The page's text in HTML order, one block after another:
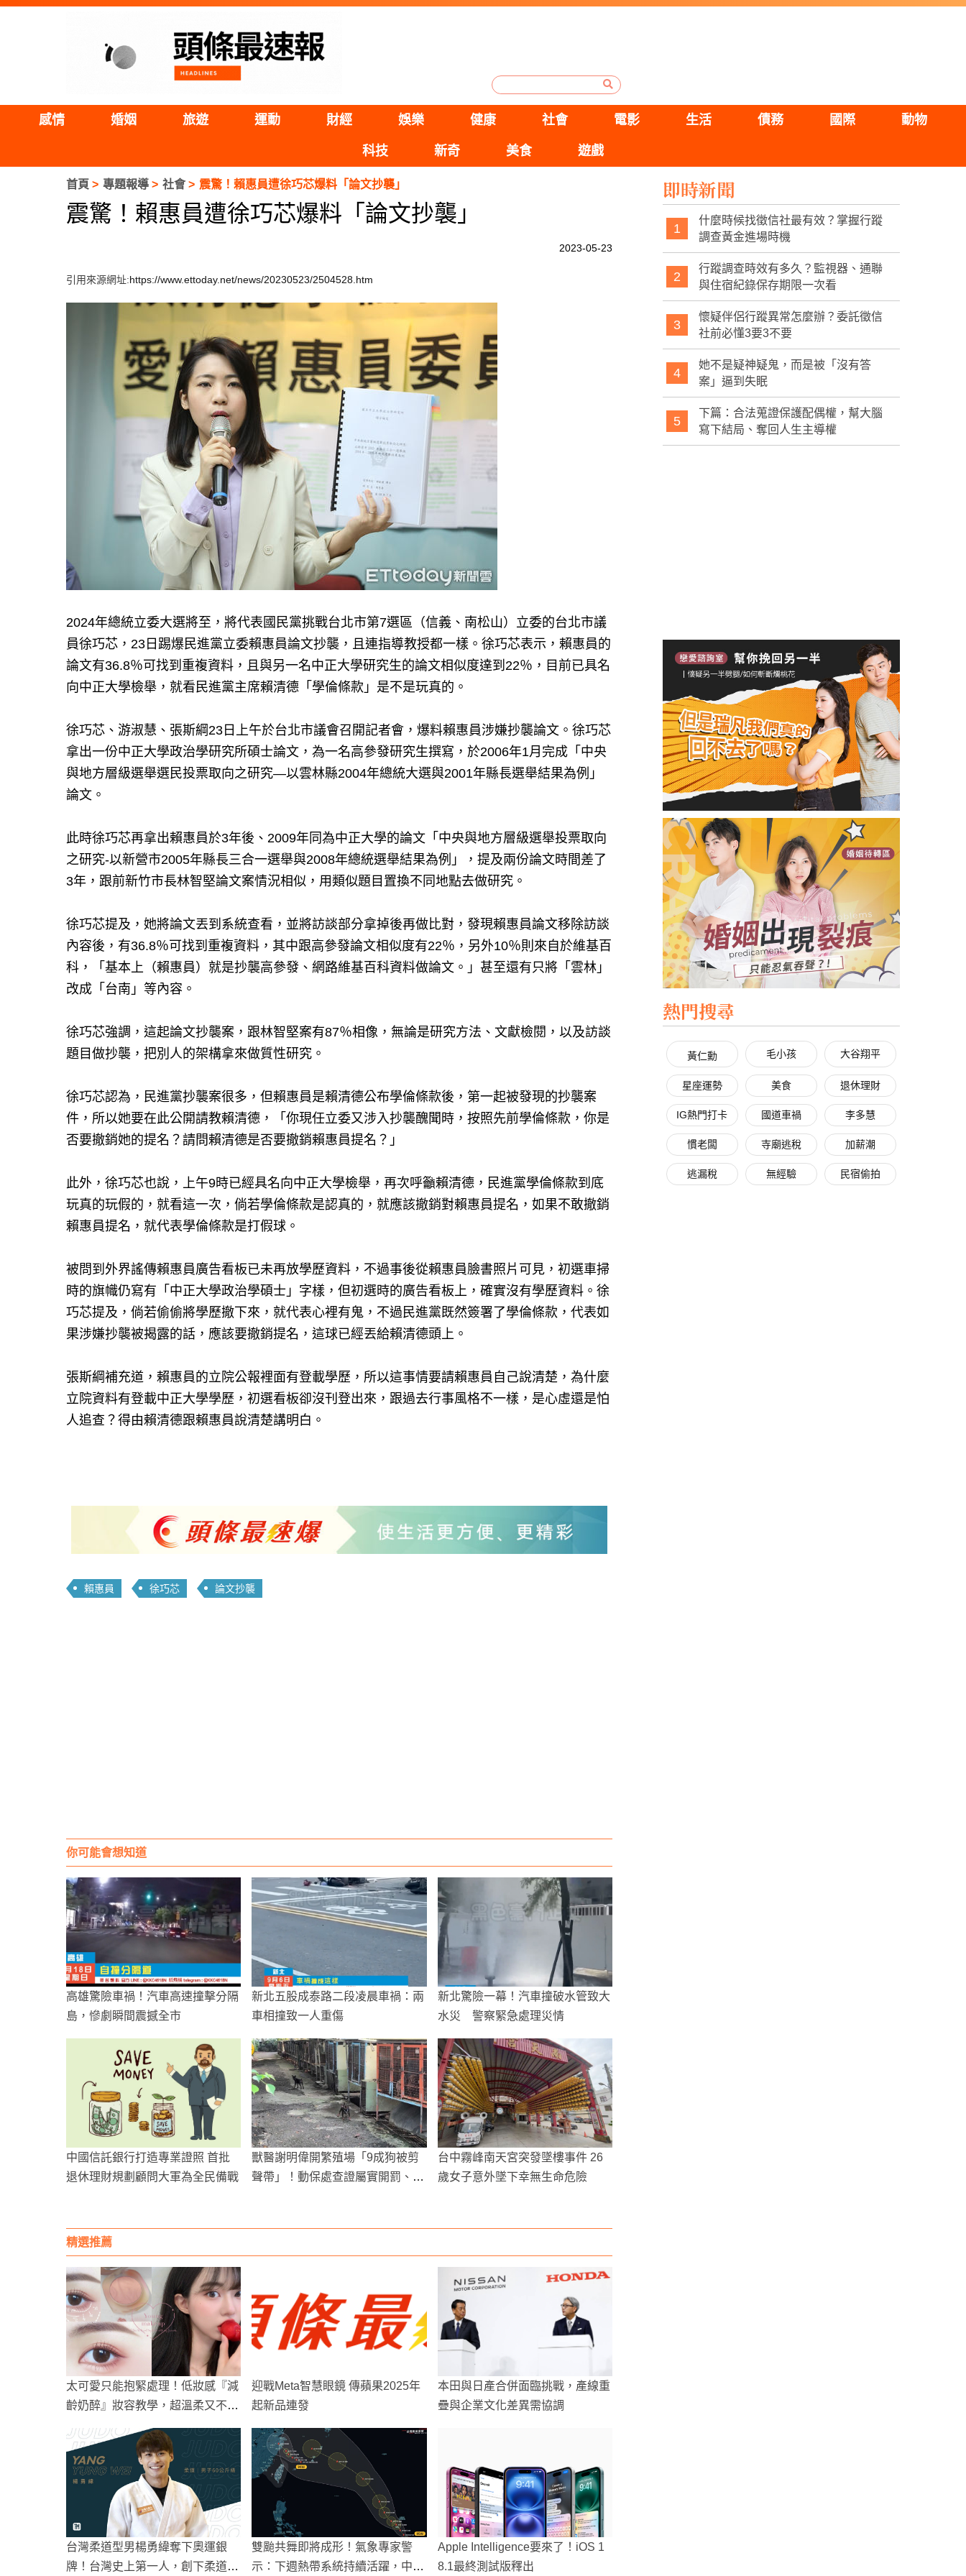
感情 婚姻 旅遊 運動 財經 娛樂 健康 社會 電影 生活 債務 國際 動物
科技 新奇 美食 遊戲
首頁 專題報導 社會 震驚！賴惠員遭徐巧芯爆料「論文抄襲」
震驚！賴惠員遭徐巧芯爆料「論文抄襲」
2023-05-23
引用來源網址:https://www.ettoday.net/news/20230523/2504528.htm
2024年總統立委大選將至，將代表國民黨挑戰台北市第7選區（信義、南松山）立委的台北市議
員徐巧芯，23日踢爆民進黨立委賴惠員論文抄襲，且連指導教授都一樣。徐巧芯表示，賴惠員的
論文有36.8％可找到重複資料，且與另一名中正大學研究生的論文相似度達到22％，目前已具名
向中正大學檢舉，就看民進黨主席賴清德「學倫條款」是不是玩真的。
徐巧芯、游淑慧、張斯綱23日上午於台北市議會召開記者會，爆料賴惠員涉嫌抄襲論文。徐巧芯
拿出一份中正大學政治學研究所碩士論文，為一名高參發研究生撰寫，於2006年1月完成「中央
與地方層級選舉選民投票取向之研究—以雲林縣2004年總統大選與2001年縣長選舉結果為例」
論文。
此時徐巧芯再拿出賴惠員於3年後、2009年同為中正大學的論文「中央與地方層級選舉投票取向
之研究-以新營市2005年縣長三合一選舉與2008年總統選舉結果為例」，提及兩份論文時間差了
3年，跟前新竹市長林智堅論文案情況相似，用類似題目置換不同地點去做研究。
徐巧芯提及，她將論文丟到系統查看，並將訪談部分拿掉後再做比對，發現賴惠員論文移除訪談
內容後，有36.8％可找到重複資料，其中跟高參發論文相似度有22％，另外10％則來自於維基百
科，「基本上（賴惠員）就是抄襲高參發、網路維基百科資料做論文。」甚至還有只將「雲林」
改成「台南」等內容。
徐巧芯強調，這起論文抄襲案，跟林智堅案有87％相像，無論是研究方法、文獻檢閱，以及訪談
題目做抄襲，把別人的架構拿來做質性研究。
徐巧芯認為，民進黨抄襲案很多，但賴惠員是賴清德公布學倫條款後，第一起被發現的抄襲案
件，所以她要在此公開請教賴清德，「你現任立委又涉入抄襲醜聞時，按照先前學倫條款，你是
否要撤銷她的提名？請問賴清德是否要撤銷賴惠員提名？」
此外，徐巧芯也說，上午9時已經具名向中正大學檢舉，再次呼籲賴清德，民進黨學倫條款到底
玩真的玩假的，就看這一次，倘若學倫條款是認真的，就應該撤銷對賴惠員提名，如果不敢撤銷
賴惠員提名，就代表學倫條款是打假球。
被問到外界謠傳賴惠員廣告看板已未再放學歷資料，不過事後從賴惠員臉書照片可見，初選車掃
時的旗幟仍寫有「中正大學政治學碩士」字樣，但初選時的廣告看板上，確實沒有學歷資料。徐
巧芯提及，倘若偷偷將學歷撤下來，就代表心裡有鬼，不過民進黨既然簽署了學倫條款，代表如
果涉嫌抄襲被揭露的話，應該要撤銷提名，這球已經丟給賴清德頭上。
張斯綱補充道，賴惠員的立院公報裡面有登載學歷，所以這事情要請賴惠員自己說清楚，為什麼
立院資料有登載中正大學學歷，初選看板卻沒刊登出來，跟過去行事風格不一樣，是心虛還是怕
人追查？得由賴清德跟賴惠員說清楚講明白。
賴惠員 徐巧芯 論文抄襲
你可能會想知道
高雄驚險車禍！汽車高速撞擊分隔
島，慘劇瞬間震撼全市
新北五股成泰路二段凌晨車禍：兩
車相撞致一人重傷
新北驚險一幕！汽車撞破水管致大
水災 警察緊急處理災情
中國信託銀行打造專業證照 首批
退休理財規劃顧問大軍為全民備戰
獸醫謝明偉開繁殖場「9成狗被剪
聲帶」！動保處查證屬實開罰、獸
台中霧峰南天宮突發墜樓事件 26
歲女子意外墜下幸無生命危險
精選推薦
太可愛只能抱緊處理！低妝感『減
齡奶醉』妝容教學，超溫柔又不顯
迎戰Meta智慧眼鏡 傳蘋果2025年
起新品連發
本田與日產合併面臨挑戰，產線重
疊與企業文化差異需協調
台灣柔道型男楊勇緯奪下奧運銀
牌！台灣史上第一人，創下柔道最
雙颱共舞即將成形！氣象專家警
示：下週熱帶系統持續活躍，中秋
Apple Intelligence要來了！iOS 1
8.1最終測試版釋出
即時新聞
1
什麼時候找徵信社最有效？掌握行蹤
調查黃金進場時機
2
行蹤調查時效有多久？監視器、通聯
與住宿紀錄保存期限一次看
3
懷疑伴侶行蹤異常怎麼辦？委託徵信
社前必懂3要3不要
4
她不是疑神疑鬼，而是被「沒有答
案」逼到失眠
5
下篇：合法蒐證保護配偶權，幫大腦
寫下結局、奪回人生主導權
熱門搜尋
黃仁勳 毛小孩 大谷翔平
星座運勢 美食 退休理財
IG熱門打卡 國道車禍 李多慧
慣老闆 寺廟逃稅 加薪潮
逃漏稅 無經驗 民宿偷拍